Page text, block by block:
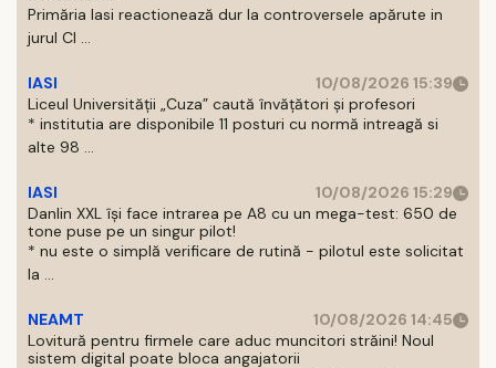
Primăria Iasi reactionează dur la controversele apărute in
jurul Cl ...
IASI
10/08/2026 15:39
Liceul Universității „Cuza” caută învățători și profesori
* institutia are disponibile 11 posturi cu normă intreagă si
alte 98 ...
IASI
10/08/2026 15:29
Danlin XXL își face intrarea pe A8 cu un mega-test: 650 de
tone puse pe un singur pilot!
* nu este o simplă verificare de rutină - pilotul este solicitat
la ...
NEAMT
10/08/2026 14:45
Lovitură pentru firmele care aduc muncitori străini! Noul
sistem digital poate bloca angajatorii